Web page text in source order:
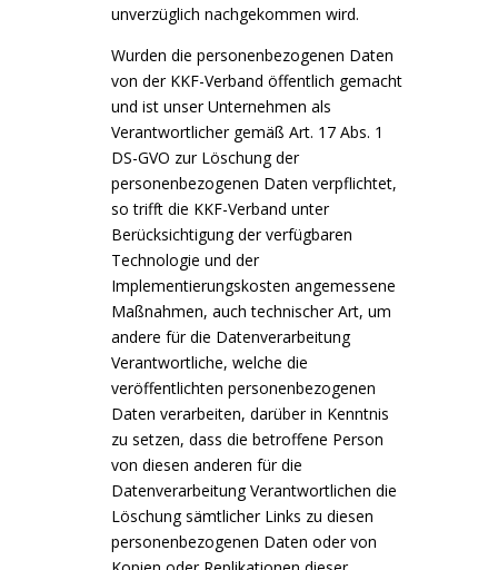
unverzüglich nachgekommen wird.
Wurden die personenbezogenen Daten
von der KKF-Verband öffentlich gemacht
und ist unser Unternehmen als
Verantwortlicher gemäß Art. 17 Abs. 1
DS-GVO zur Löschung der
personenbezogenen Daten verpflichtet,
so trifft die KKF-Verband unter
Berücksichtigung der verfügbaren
Technologie und der
Implementierungskosten angemessene
Maßnahmen, auch technischer Art, um
andere für die Datenverarbeitung
Verantwortliche, welche die
veröffentlichten personenbezogenen
Daten verarbeiten, darüber in Kenntnis
zu setzen, dass die betroffene Person
von diesen anderen für die
Datenverarbeitung Verantwortlichen die
Löschung sämtlicher Links zu diesen
personenbezogenen Daten oder von